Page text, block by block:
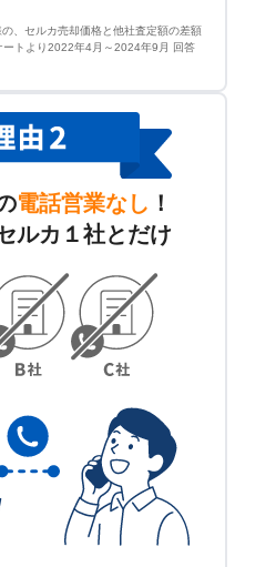
、セルカ売却価格と他社査定額の差額
ートより2022年4月～2024年9月 回答
電話営業なし ！
ルカ１社とだけ